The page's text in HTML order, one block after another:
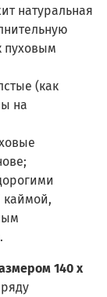
натуральная
пуховым
(как
на
каймой,
140 x